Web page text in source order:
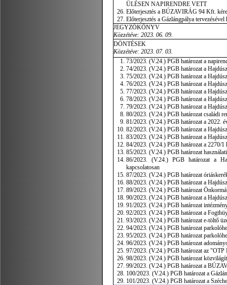
ÜLÉSEN NAPIRENDRE VETT
Előterjesztés a BÚZAVIRÁG 94 Kft.
Előterjesztés a Gázlángpálya tervezésével
JEGYZŐKÖNYV
Közzétéve: 2023. 06. 09.
DÖNTÉSEK
Közzétéve: 2023. 07. 03.
73/2023. (V.24.) PGB határozat a
74/2023. (V.24.) PGB határozat a
75/2023. (V.24.) PGB határozat a
76/2023. (V.24.) PGB határozat a
77/2023. (V.24.) PGB határozat a
78/2023. (V.24.) PGB határozat a
79/2023. (V.24.) PGB határozat a
80/2023. (V.24.) PGB határozat családi
81/2023. (V.24.) PGB határozat a 2022.
82/2023. (V.24.) PGB határozat a
83/2023. (V.24.) PGB határozat a
84/2023. (V.24.) PGB határozat a 2270/1
85/2023. (V.24.) PGB határozat
86/2023. (V.24.) PGB határozat a
kapcsolatosan
87/2023. (V.24.) PGB határozat
88/2023. (V.24.) PGB határozat a
89/2023. (V.24.) PGB határozat
90/2023. (V.24.) PGB határozat a
91/2023. (V.24.) PGB határozat
92/2023. (V.24.) PGB határozat a
93/2023. (V.24.) PGB határozat e-töltő
94/2023. (V.24.) PGB határozat
95/2023. (V.24.) PGB határozat
96/2023. (V.24.) PGB határozat
97/2023. (V.24.) PGB határozat az "OTP
98/2023. (V.24.) PGB határozat
99/2023. (V.24.) PGB határozat a
100/2023. (V.24.) PGB határozat a
101/2023. (V.24.) PGB határozat a